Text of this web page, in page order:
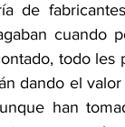
de
cuando
todo les
dando el
han